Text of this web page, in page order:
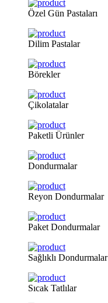
Özel Gün Pastaları
Dilim Pastalar
Börekler
Çikolatalar
Paketli Ürünler
Dondurmalar
Reyon Dondurmalar
Paket Dondurmalar
Sağlıklı Dondurmalar
Sıcak Tatlılar